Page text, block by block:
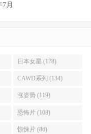
7月
日本女星 (178)
CAWD系列 (134)
涨姿势 (119)
恐怖片 (108)
惊悚片 (86)